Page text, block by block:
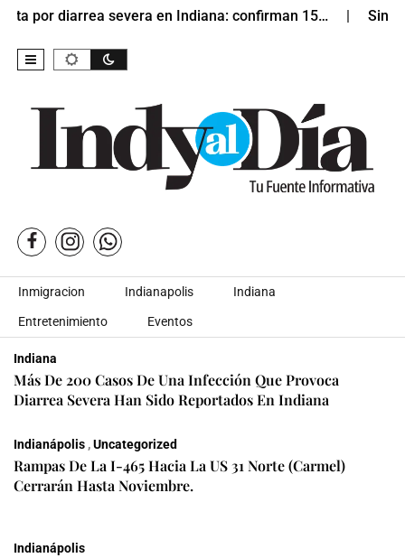
severa en Indiana: confirman 15… Sin Bandera
Skip to content
Inmigracion Indianapolis Indiana
Entretenimiento Eventos
Indiana
Más De 200 Casos De Una Infección Que Provoca
Diarrea Severa Han Sido Reportados En Indiana
Indianápolis ,Uncategorized
Rampas De La I-465 Hacia La US 31 Norte (Carmel)
Cerrarán Hasta Noviembre.
Indianápolis